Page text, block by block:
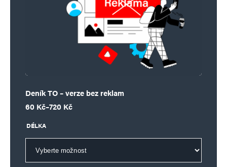
Deník TO – verze bez reklam
60 Kč–720 Kč
Rozpětí cen: 60 Kč až 720 Kč
DÉLKA